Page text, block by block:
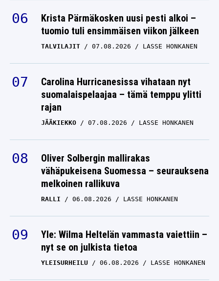
Krista Pärmäkosken uusi pesti alkoi –
tuomio tuli ensimmäisen viikon jälkeen
TALVILAJIT 07.08.2026 LASSE HONKANEN
Carolina Hurricanesissa vihataan nyt
suomalaispelaajaa – tämä temppu ylitti
rajan
JÄÄKIEKKO 07.08.2026 LASSE HONKANEN
Oliver Solbergin mallirakas
vähäpukeisena Suomessa – seurauksena
melkoinen rallikuva
RALLI 06.08.2026 LASSE HONKANEN
Yle: Wilma Heltelän vammasta vaiettiin –
nyt se on julkista tietoa
YLEISURHEILU 06.08.2026 LASSE HONKANEN